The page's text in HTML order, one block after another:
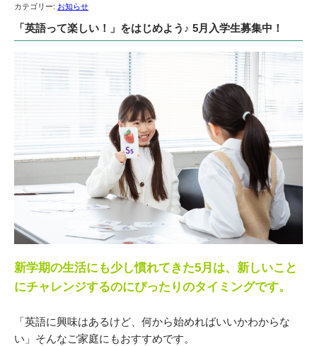
カテゴリー: お知らせ
「英語って楽しい！」をはじめよう♪ 5月入学生募集中！
新学期の生活にも少し慣れてきた5月は、新しいこと
にチャレンジするのにぴったりのタイミングです。
「英語に興味はあるけど、何から始めればいいかわからな
い」そんなご家庭にもおすすめです。